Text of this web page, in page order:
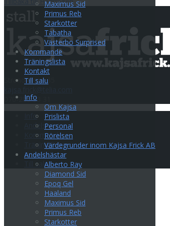
Maximus Sid
Primus Reb
Starkotter
Tabatha
Västerbo Surprised
Kommande
Träningslista
Kontakt
Till salu
Info
Om Kajsa
Prislista
Personal
Rörelsen
Värdegrunder inom Kajsa Frick AB
Andelshästar
Alberto Ray
Diamond Sid
Epoq Gel
Haaland
Maximus Sid
Primus Reb
Starkotter
Strandvägen 35
070-285 33 31
Info
Andelshästar
Kommande
Träningslista
Kontakt
Till salu